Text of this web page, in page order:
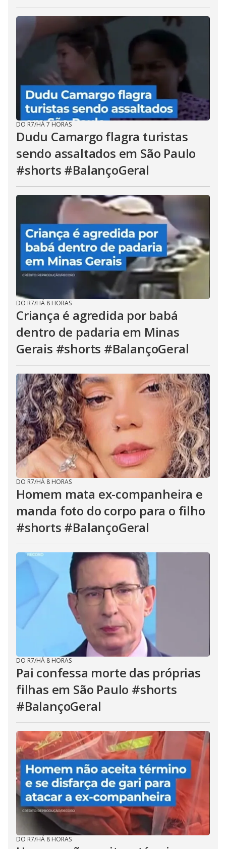
DO R7/HÁ 7 HORAS
Dudu Camargo flagra turistas
sendo assaltados em São Paulo
#shorts #BalançoGeral
DO R7/HÁ 8 HORAS
Criança é agredida por babá
dentro de padaria em Minas
Gerais #shorts #BalançoGeral
DO R7/HÁ 8 HORAS
Homem mata ex-companheira e
manda foto do corpo para o filho
#shorts #BalançoGeral
DO R7/HÁ 8 HORAS
Pai confessa morte das próprias
filhas em São Paulo #shorts
#BalançoGeral
DO R7/HÁ 8 HORAS